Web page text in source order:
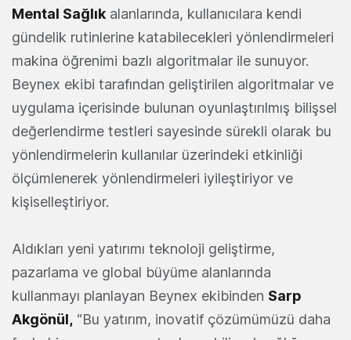
Mental Sağlık alanlarında, kullanıcılara kendi
gündelik rutinlerine katabilecekleri yönlendirmeleri
makina öğrenimi bazlı algoritmalar ile sunuyor.
Beynex ekibi tarafından geliştirilen algoritmalar ve
uygulama içerisinde bulunan oyunlaştırılmış bilişsel
değerlendirme testleri sayesinde sürekli olarak bu
yönlendirmelerin kullanılar üzerindeki etkinliği
ölçümlenerek yönlendirmeleri iyileştiriyor ve
kişiselleştiriyor.
Aldıkları yeni yatırımı teknoloji geliştirme,
pazarlama ve global büyüme alanlarında
kullanmayı planlayan Beynex ekibinden Sarp
Akgönül, “Bu yatırım, inovatif çözümümüzü daha